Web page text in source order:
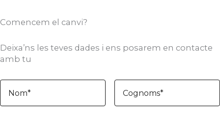
Comencem el canvi?
Deixa’ns les teves dades i ens posarem en contacte
amb tu